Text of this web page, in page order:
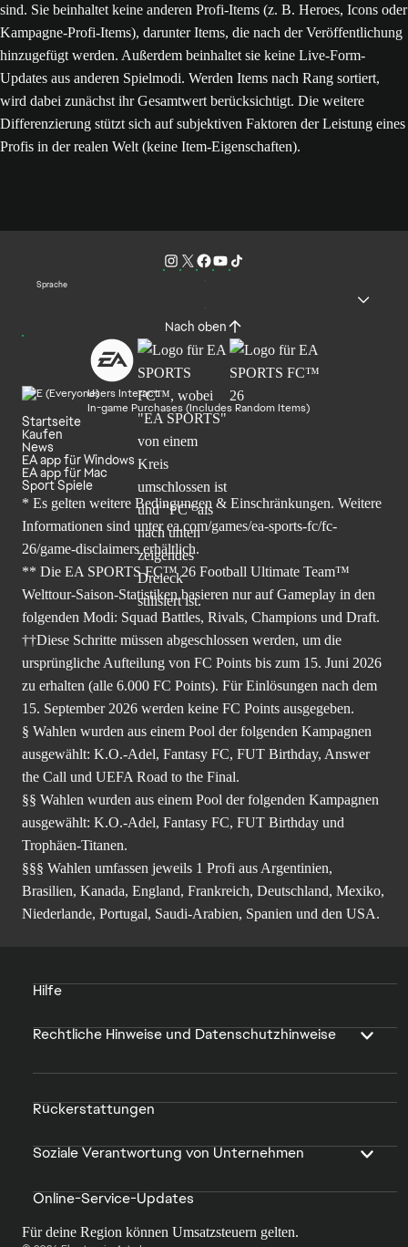
sind. Sie beinhaltet keine anderen Profi-Items (z. B. Heroes, Icons oder
Kampagne-Profi-Items), darunter Items, die nach der Veröffentlichung
hinzugefügt werden. Außerdem beinhaltet sie keine Live-Form-
Updates aus anderen Spielmodi. Werden Items nach Rang sortiert,
wird dabei zunächst ihr Gesamtwert berücksichtigt. Die weitere
Differenzierung stützt sich auf subjektiven Faktoren der Leistung eines
Profis in der realen Welt (keine Item-Eigenschaften).
Sprache
Nach oben
Users Interact
In-game Purchases (Includes Random Items)
Startseite
Kaufen
News
EA app für Windows
EA app für Mac
Sport Spiele
* Es gelten weitere Bedingungen & Einschränkungen. Weitere
Informationen sind unterea.com/games/ea-sports-fc/fc-
26/game-disclaimers erhältlich.
** Die EA SPORTS FC™ 26 Football Ultimate Team™
Welttour-Saison-Statistiken basieren nur auf Gameplay in den
folgenden Modi: Squad Battles, Rivals, Champions und Draft.
††Diese Schritte müssen abgeschlossen werden, um die
ursprüngliche Aufteilung von FC Points bis zum 15. Juni 2026
zu erhalten (alle 6.000 FC Points). Für Einlösungen nach dem
15. September 2026 werden keine FC Points ausgegeben.
§ Wahlen wurden aus einem Pool der folgenden Kampagnen
ausgewählt: K.O.-Adel, Fantasy FC, FUT Birthday, Answer
the Call und UEFA Road to the Final.
§§ Wahlen wurden aus einem Pool der folgenden Kampagnen
ausgewählt: K.O.-Adel, Fantasy FC, FUT Birthday und
Trophäen-Titanen.
§§§ Wahlen umfassen jeweils 1 Profi aus Argentinien,
Brasilien, Kanada, England, Frankreich, Deutschland, Mexiko,
Niederlande, Portugal, Saudi-Arabien, Spanien und den USA.
Hilfe
Rechtliche Hinweise und Datenschutzhinweise
Rückerstattungen
Soziale Verantwortung von Unternehmen
Online-Service-Updates
Für deine Region können Umsatzsteuern gelten.